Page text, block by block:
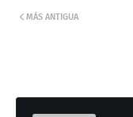
MÁS ANTIGUA